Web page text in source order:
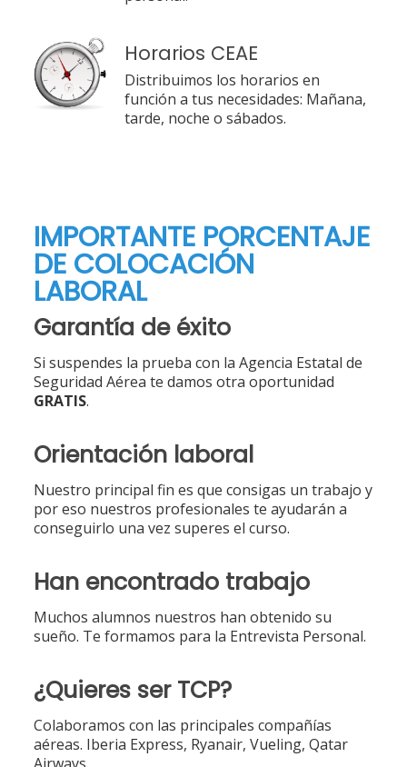
Horarios CEAE
Distribuimos los horarios en
función a tus necesidades: Mañana,
tarde, noche o sábados.
IMPORTANTE PORCENTAJE
DE COLOCACIÓN
LABORAL
Garantía de éxito
Si suspendes la prueba con la Agencia Estatal de
Seguridad Aérea te damos otra oportunidad
GRATIS.
Orientación laboral
Nuestro principal fin es que consigas un trabajo y
por eso nuestros profesionales te ayudarán a
conseguirlo una vez superes el curso.
Han encontrado trabajo
Muchos alumnos nuestros han obtenido su
sueño. Te formamos para la Entrevista Personal.
¿Quieres ser TCP?
Colaboramos con las principales compañías
aéreas. Iberia Express, Ryanair, Vueling, Qatar